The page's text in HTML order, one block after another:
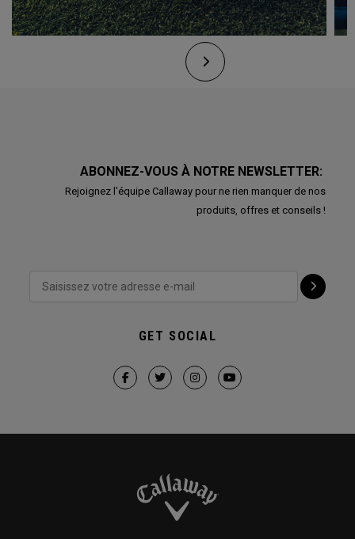
ABONNEZ-VOUS À NOTRE NEWSLETTER:
Rejoignez l'équipe Callaway pour ne rien manquer de nos
produits, offres et conseils !
GET SOCIAL